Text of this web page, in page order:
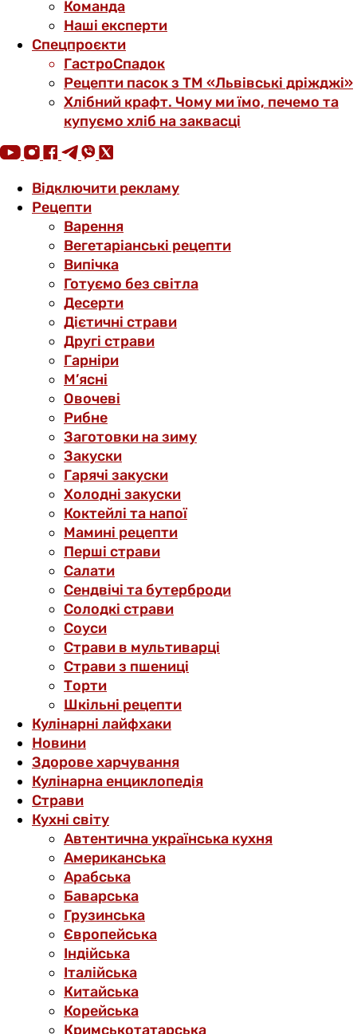
Команда
Наші експерти
Спецпроєкти
ГастроСпадок
Рецепти пасок з ТМ «Львівські дріжджі»
Хлібний крафт. Чому ми їмо, печемо та
купуємо хліб на заквасці
Відключити рекламу
Рецепти
Варення
Вегетаріанські рецепти
Випічка
Готуємо без світла
Десерти
Дієтичні страви
Другі страви
Гарніри
М’ясні
Овочеві
Рибне
Заготовки на зиму
Закуски
Гарячі закуски
Холодні закуски
Коктейлі та напої
Мамині рецепти
Перші страви
Салати
Сендвічі та бутерброди
Солодкі страви
Соуси
Страви в мультиварці
Страви з пшениці
Торти
Шкільні рецепти
Кулінарні лайфхаки
Новини
Здорове харчування
Кулінарна енциклопедія
Страви
Кухні світу
Автентична українська кухня
Американська
Арабська
Баварська
Грузинська
Європейська
Індійська
Італійська
Китайська
Корейська
Кримськотатарська